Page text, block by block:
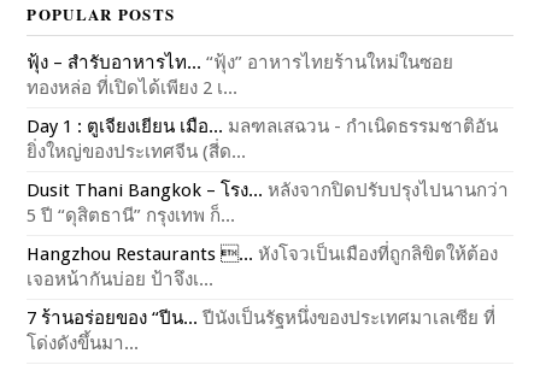
POPULAR POSTS
ฟุ้ง – สำรับอาหารไท... “ฟุ้ง” อาหารไทยร้านใหม่ในซอย
ทองหล่อ ที่เปิดได้เพียง 2 เ...
Day 1 : ตูเจียงเยียน เมือ... มลฑลเสฉวน - กำเนิดธรรมชาติอัน
ยิ่งใหญ่ของประเทศจีน (สี่ด...
Dusit Thani Bangkok – โรง... หลังจากปิดปรับปรุงไปนานกว่า
5 ปี “ดุสิตธานี” กรุงเทพ ก็...
Hangzhou Restaurants ... หังโจวเป็นเมืองที่ถูกลิขิตให้ต้อง
เจอหน้ากันบ่อย ป้าจึงเ...
7 ร้านอร่อยของ “ปีน... ปีนังเป็นรัฐหนึ่งของประเทศมาเลเซีย ที่
โด่งดังขึ้นมา...